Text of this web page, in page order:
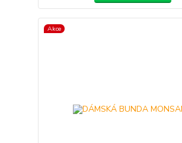
Akce